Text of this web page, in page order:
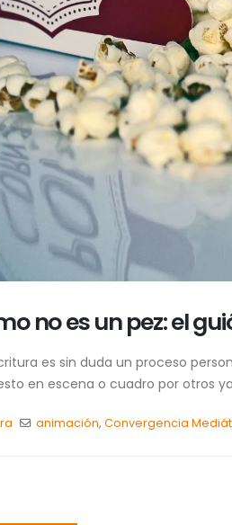
no es un pez: el
es sin duda un proceso
en escena o cuadro por otros
animación,Convergencia